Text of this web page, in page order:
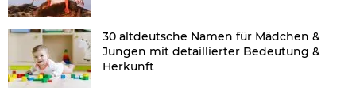
30 altdeutsche Namen für Mädchen &
Jungen mit detaillierter Bedeutung &
Herkunft